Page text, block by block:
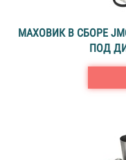
МАХОВИК В СБОРЕ
ПОД